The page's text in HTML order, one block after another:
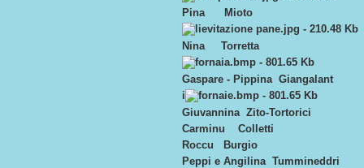
Pina Mioto
Nina Torretta
Gaspare - Pippina Giangalant
i
Giuvannina Zito-Tortorici
Carminu Colletti
Roccu Burgio
Peppi e Angilina Tummineddri